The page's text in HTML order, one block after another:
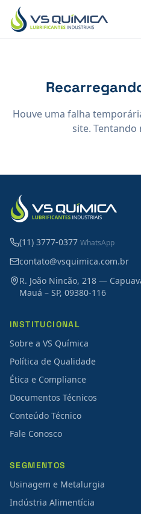
Ir para o conteúdo principal
Houve uma falha
site. Tentando
(11) 3777-0377 WhatsApp
contato@vsquimica.com.br
R. João Nincão, 218 —
Mauá – SP, 09380-116
INSTITUCIONAL
Sobre a VS Química
Política de Qualidade
Ética e Compliance
Documentos Técnicos
Conteúdo Técnico
Fale Conosco
SEGMENTOS
Usinagem e Metalurgia
Indústria Alimentícia